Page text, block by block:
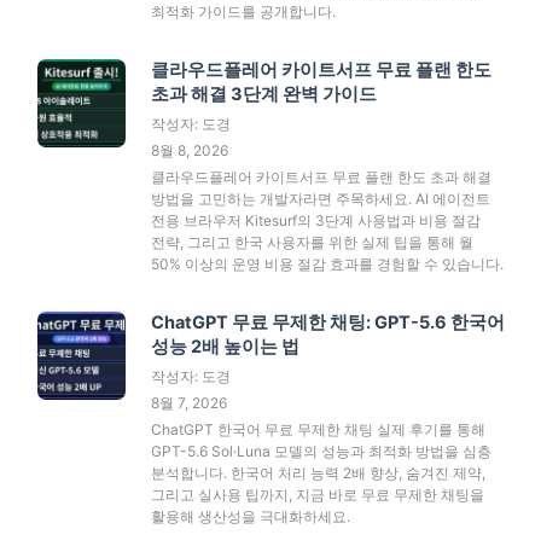
최적화 가이드를 공개합니다.
클라우드플레어 카이트서프 무료 플랜 한도
초과 해결 3단계 완벽 가이드
작성자: 도경
8월 8, 2026
클라우드플레어 카이트서프 무료 플랜 한도 초과 해결
방법을 고민하는 개발자라면 주목하세요. AI 에이전트
전용 브라우저 Kitesurf의 3단계 사용법과 비용 절감
전략, 그리고 한국 사용자를 위한 실제 팁을 통해 월
50% 이상의 운영 비용 절감 효과를 경험할 수 있습니다.
ChatGPT 무료 무제한 채팅: GPT-5.6 한국어
성능 2배 높이는 법
작성자: 도경
8월 7, 2026
ChatGPT 한국어 무료 무제한 채팅 실제 후기를 통해
GPT-5.6 Sol·Luna 모델의 성능과 최적화 방법을 심층
분석합니다. 한국어 처리 능력 2배 향상, 숨겨진 제약,
그리고 실사용 팁까지, 지금 바로 무료 무제한 채팅을
활용해 생산성을 극대화하세요.